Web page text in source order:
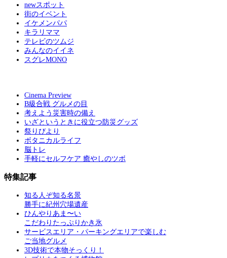
newスポット
街のイベント
イケメンパパ
キラリママ
テレビのツムジ
みんなのイイネ
スグレMONO
Cinema Preview
B級合戦 グルメの目
考えよう災害時の備え
いざというときに役立つ防災グッズ
祭りびより
ボタニカルライフ
脳トレ
手軽にセルフケア 癒やしのツボ
特集記事
知る人ぞ知る名景
勝手に紀州穴場遺産
ひんやりあま〜い
こだわりたっぷりかき氷
サービスエリア・パーキングエリアで楽しむ
ご当地グルメ
3D技術で本物そっくり！